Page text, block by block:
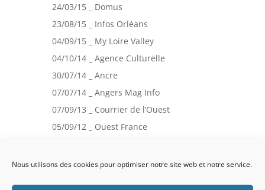
Nous utilisons des cookies pour optimiser notre site web et notre service.
24/03/15 _ Domus
23/08/15 _ Infos Orléans
04/09/15 _ My Loire Valley
04/10/14 _ Agence Culturelle
30/07/14 _ Ancre
07/07/14 _ Angers Mag Info
07/09/13 _ Courrier de l’Ouest
05/09/12 _ Ouest France
Politique de confidentialité